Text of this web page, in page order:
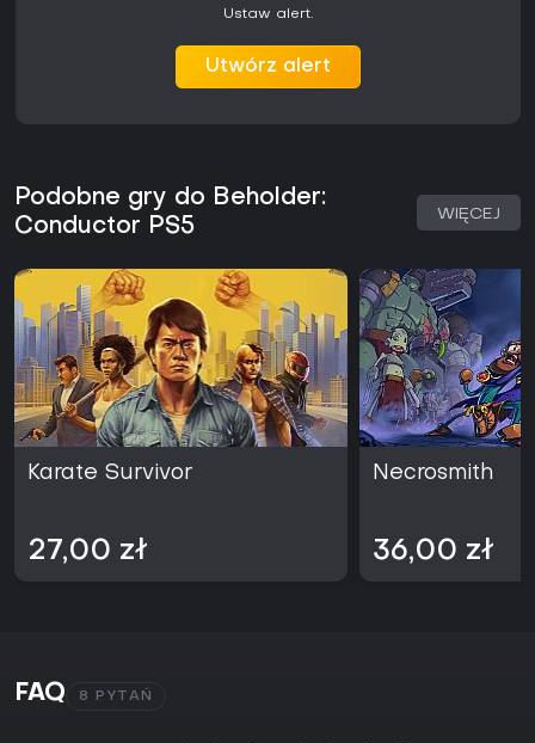
Ustaw alert.
Utwórz alert
Podobne gry do Beholder:
Conductor PS5
WIĘCEJ
Karate Survivor
27,00 zł
Necrosmith
36,00 zł
FAQ 8 PYTAŃ